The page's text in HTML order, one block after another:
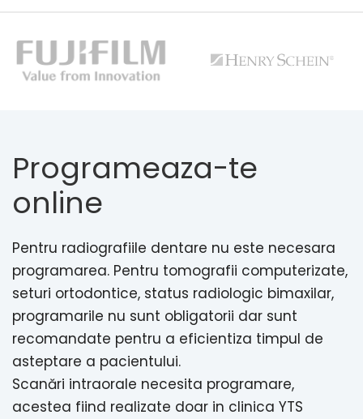
Programeaza-te
online
Pentru radiografiile dentare nu este necesara
programarea. Pentru tomografii computerizate,
seturi ortodontice, status radiologic bimaxilar,
programarile nu sunt obligatorii dar sunt
recomandate pentru a eficientiza timpul de
asteptare a pacientului.
Scanări intraorale necesita programare,
acestea fiind realizate doar in clinica YTS